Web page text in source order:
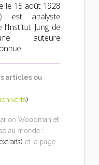
le 15 août 1928
est analyste
Jung de
auteure
articles ou
lien verts)
Woodman et
au monde :
) et la page